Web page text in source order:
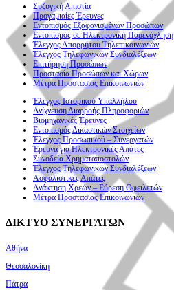
Συζυγική Απιστία
Προγαμιαίες Έρευνες
Εντοπισμός Εξαφανισμένων Προσώπων
Εντοπισμός σε Ηλεκτρονική Παρενόχληση
Έλεγχος Απορρήτου Τηλεπικοινωνιών
Έλεγχος Τηλεφωνικών Συνδιαλέξεων
Επιτήρηση Προσώπων
Προστασία Προσώπων και Χώρων
Μέτρα Προστασίας Επικοινωνιών
Έλεγχος Ιστορικού Υπαλλήλου
Ανίχνευση Διαρροής Πληροφοριών
Βιομηχανικές Έρευνες
Εντοπισμός Δικαστικών Στοιχείων
Έλεγχος Προσωπικού – Συνεργατών
Έρευνα για Ηλεκτρονικές Απάτες
Συνοδεία Χρηματαποστολών
Έλεγχος Τηλεφωνικών Συνδιαλέξεων
Ασφαλιστικές Απάτες
Ανάκτηση Χρεών – Εύρεση Οφειλετών
Μέτρα Προστασίας Επικοινωνιών
ΔΙΚΤΥΟ ΣΥΝΕΡΓΑΤΩΝ
Αθήνα
Θεσσαλονίκη
Πάτρα